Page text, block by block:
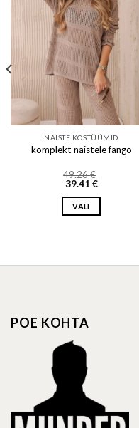
Add to wishlist
NAISTE KOSTÜÜMID
komplekt naistele fango
49.26€
39.41 €
VALI
multiple
may
chosen
on
the
product
page
POE KOHTA